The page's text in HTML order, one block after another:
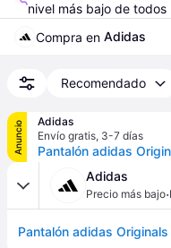
nivel más bajo de todos
Compra en Adidas
Recomendado
Anuncio
Adidas
Envío gratis, 3-7 días
Adidas
Precio más bajo·